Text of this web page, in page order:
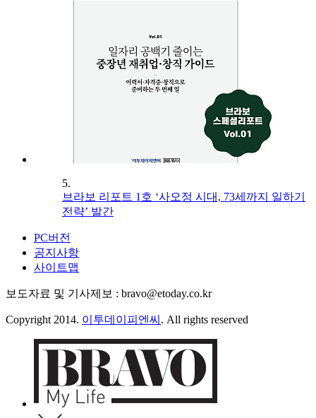
5.
브라보 리포트 1호 ‘사오정 시대, 73세까지 일하기
전략’ 발간
PC버전
공지사항
사이트맵
보도자료 및 기사제보 : bravo@etoday.co.kr
Copyright 2014. 이투데이피엔씨 . All rights reserved